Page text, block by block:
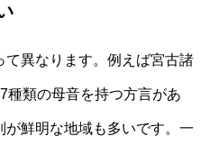
異なります。例えば宮古諸
種類の母音を持つ方言があ
が鮮明な地域も多いです。一